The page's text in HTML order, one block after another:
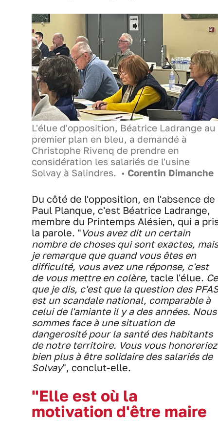
L'élue d'opposition, Béatrice Ladrange au
premier plan en bleu, a demandé à
Christophe Rivenq de prendre en
considération les salariés de l'usine
Solvay à Salindres. • Corentin Dimanche
Du côté de l'opposition, en l'absence de
Paul Planque, c'est Béatrice Ladrange,
membre du Printemps Alésien, qui a
la parole. " Vous avez dit un certain
nombre de choses qui sont exactes, mais
je remarque que quand vous êtes en
difficulté, vous avez une réponse, c'est
de vous mettre en colère, tacle l'élue. Ce
que je dis, c'est que la question des
est un scandale national, comparable à
celui de l'amiante il y a des années. Nous
sommes face à une situation de
dangerosité pour la santé des habitants
de notre territoire. Vous vous honoreriez
bien plus à être solidaire des salariés de
Solvay", conclut-elle.
"Elle est où la
motivation d'être maire